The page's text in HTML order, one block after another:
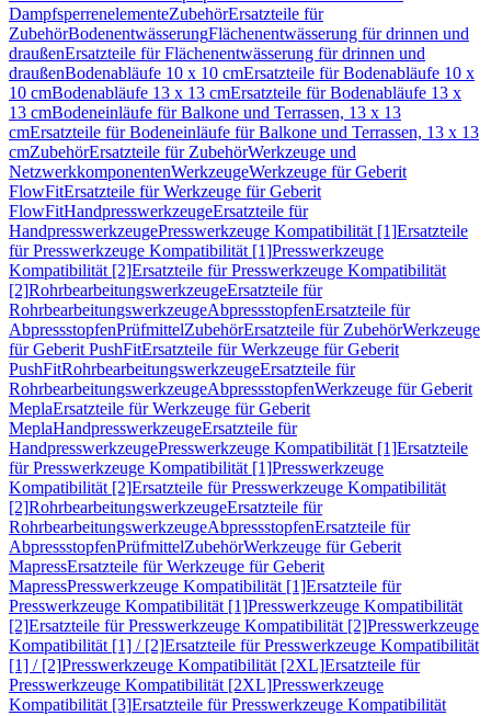
DampfsperrenelementeZubehörErsatzteile für
ZubehörBodenentwässerungFlächenentwässerung für drinnen und
draußenErsatzteile für Flächenentwässerung für drinnen und
draußenBodenabläufe 10 x 10 cmErsatzteile für Bodenabläufe 10 x
10 cmBodenabläufe 13 x 13 cmErsatzteile für Bodenabläufe 13 x
13 cmBodeneinläufe für Balkone und Terrassen, 13 x 13
cmErsatzteile für Bodeneinläufe für Balkone und Terrassen, 13 x 13
cmZubehörErsatzteile für ZubehörWerkzeuge und
NetzwerkkomponentenWerkzeugeWerkzeuge für Geberit
FlowFitErsatzteile für Werkzeuge für Geberit
FlowFitHandpresswerkzeugeErsatzteile für
HandpresswerkzeugePresswerkzeuge Kompatibilität [1]Ersatzteile
für Presswerkzeuge Kompatibilität [1]Presswerkzeuge
Kompatibilität [2]Ersatzteile für Presswerkzeuge Kompatibilität
[2]RohrbearbeitungswerkzeugeErsatzteile für
RohrbearbeitungswerkzeugeAbpressstopfenErsatzteile für
AbpressstopfenPrüfmittelZubehörErsatzteile für ZubehörWerkzeuge
für Geberit PushFitErsatzteile für Werkzeuge für Geberit
PushFitRohrbearbeitungswerkzeugeErsatzteile für
RohrbearbeitungswerkzeugeAbpressstopfenWerkzeuge für Geberit
MeplaErsatzteile für Werkzeuge für Geberit
MeplaHandpresswerkzeugeErsatzteile für
HandpresswerkzeugePresswerkzeuge Kompatibilität [1]Ersatzteile
für Presswerkzeuge Kompatibilität [1]Presswerkzeuge
Kompatibilität [2]Ersatzteile für Presswerkzeuge Kompatibilität
[2]RohrbearbeitungswerkzeugeErsatzteile für
RohrbearbeitungswerkzeugeAbpressstopfenErsatzteile für
AbpressstopfenPrüfmittelZubehörWerkzeuge für Geberit
MapressErsatzteile für Werkzeuge für Geberit
MapressPresswerkzeuge Kompatibilität [1]Ersatzteile für
Presswerkzeuge Kompatibilität [1]Presswerkzeuge Kompatibilität
[2]Ersatzteile für Presswerkzeuge Kompatibilität [2]Presswerkzeuge
Kompatibilität [1] / [2]Ersatzteile für Presswerkzeuge Kompatibilität
[1] / [2]Presswerkzeuge Kompatibilität [2XL]Ersatzteile für
Presswerkzeuge Kompatibilität [2XL]Presswerkzeuge
Kompatibilität [3]Ersatzteile für Presswerkzeuge Kompatibilität